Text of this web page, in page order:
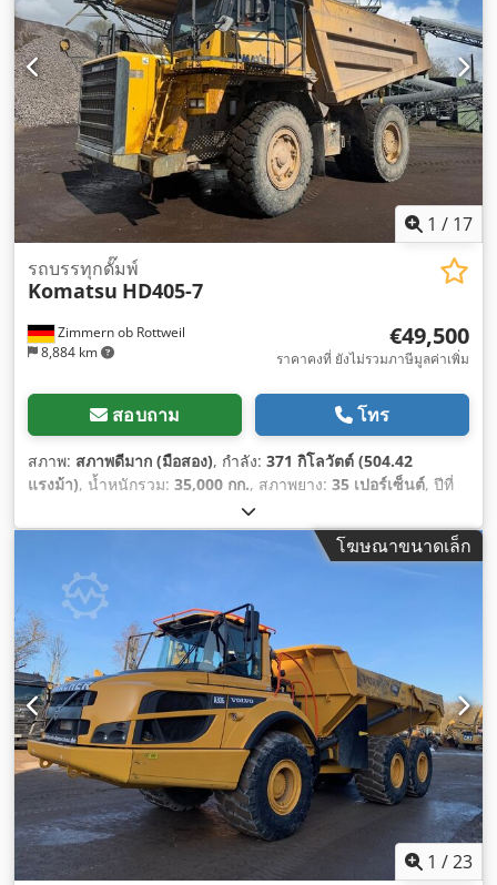
1 / 17
Zimmern ob Rottweil
8,884 km
รถบรรทุกดั๊มพ์
Komatsu HD405-7
€49,500
ราคาคงที่ ยังไม่รวมภาษีมูลค่าเพิ่ม
สอบถาม โทร
สภาพ: สภาพดีมาก (มือสอง), กำลัง: 371 กิโลวัตต์ (504.42
แรงม้า), น้ำหนักรวม: 35,000 กก., สภาพยาง: 35 เปอร์เซ็นต์, ปีที่
27,056 h
โฆษณาขนาดเล็ก
1 /23